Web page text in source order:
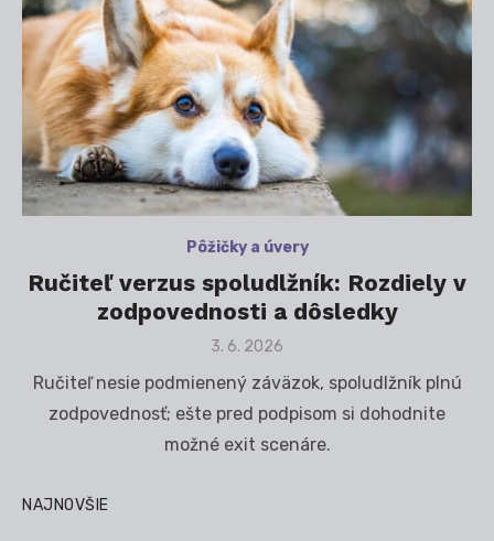
Pôžičky a úvery
Ručiteľ verzus spoludlžník: Rozdiely v
zodpovednosti a dôsledky
Posted
3. 6. 2026
Ručiteľ nesie podmienený záväzok, spoludlžník plnú
zodpovednosť; ešte pred podpisom si dohodnite
možné exit scenáre.
NAJNOVŠIE